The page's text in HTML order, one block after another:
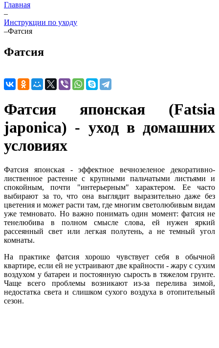
Главная
–
Инструкции по уходу
–Фатсия
Фатсия
Фатсия японская (Fatsia
japonica) - уход в домашних
условиях
Фатсия японская - эффектное вечнозеленое декоративно-
лиственное растение с крупными пальчатыми листьями и
спокойным, почти "интерьерным" характером. Ее часто
выбирают за то, что она выглядит выразительно даже без
цветения и может расти там, где многим светолюбивым видам
уже темновато. Но важно понимать один момент: фатсия не
тенелюбива в полном смысле слова, ей нужен яркий
рассеянный свет или легкая полутень, а не темный угол
комнаты.
На практике фатсия хорошо чувствует себя в обычной
квартире, если ей не устраивают две крайности - жару с сухим
воздухом у батареи и постоянную сырость в тяжелом грунте.
Чаще всего проблемы возникают из-за перелива зимой,
недостатка света и слишком сухого воздуха в отопительный
сезон.